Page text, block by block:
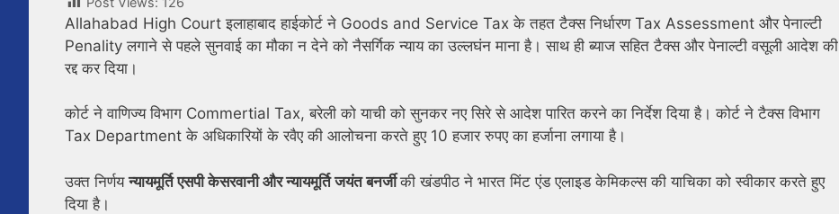
Allahabad High Court इलाहाबाद हाईकोर्ट ने Goods and Service Tax के तहत टैक्स निर्धारण Tax Assessment और पेनाल्टी
Penality लगाने से पहले सुनवाई का मौका न देने को नैसर्गिक न्याय का उल्लघंन माना है। साथ ही ब्याज सहित टैक्स और पेनाल्टी वसूली आदेश की
रद्द कर दिया।
कोर्ट ने वाणिज्य विभाग Commertial Tax, बरेली को याची को सुनकर नए सिरे से आदेश पारित करने का निर्देश दिया है। कोर्ट ने टैक्स विभाग
Tax Department के अधिकारियों के रवैए की आलोचना करते हुए 10 हजार रुपए का हर्जाना लगाया है।
उक्त निर्णयन्यायमूर्ति एसपी केसरवानी और न्यायमूर्ति जयंत बनर्जीकी खंडपीठ ने भारत मिंट एंड एलाइड केमिकल्स की याचिका को स्वीकार करते हुए
दिया है।